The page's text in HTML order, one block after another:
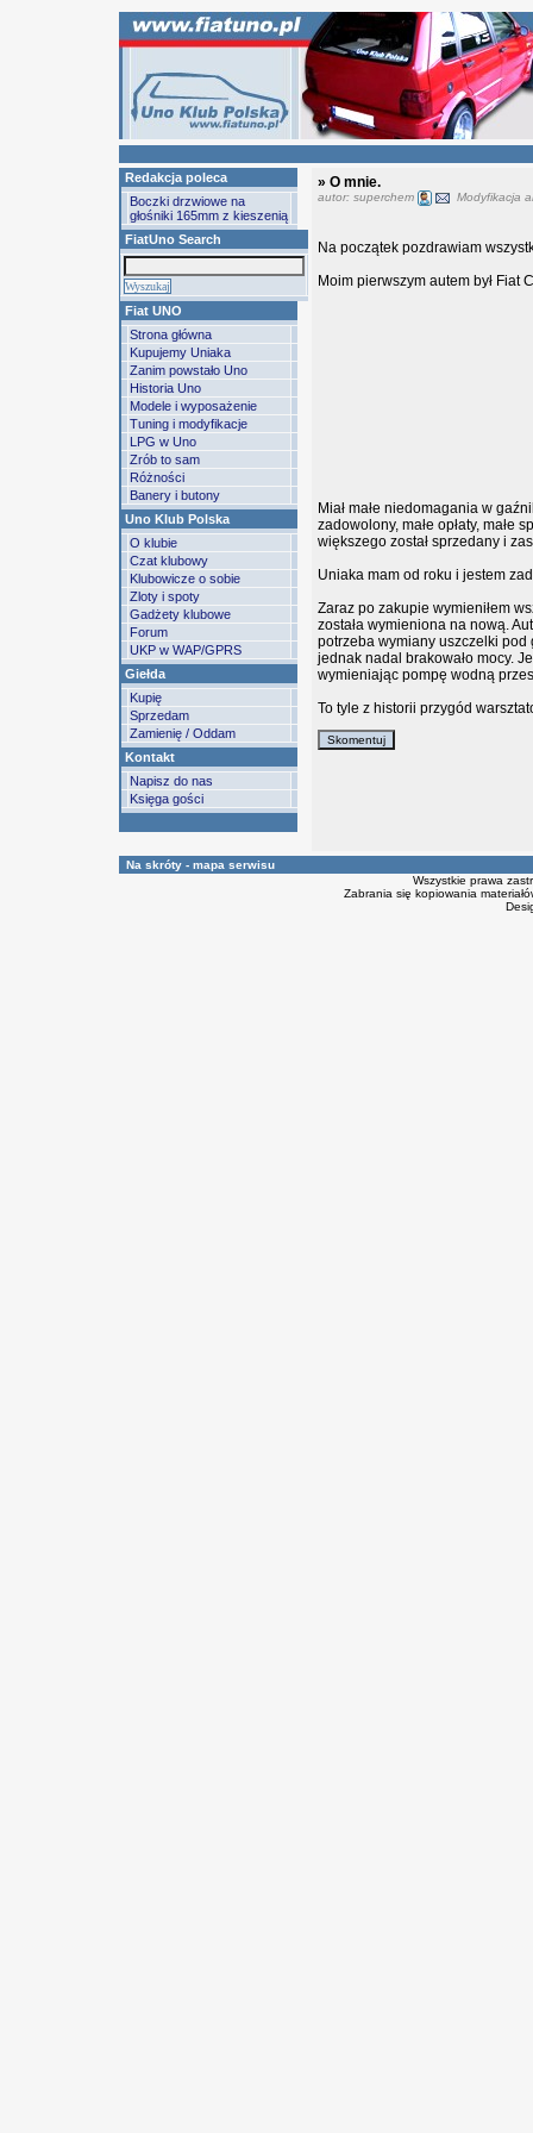
Redakcja poleca
Boczki drzwiowe na
głośniki 165mm z kieszenią
FiatUno Search
Fiat UNO
Strona główna
Kupujemy Uniaka
Zanim powstało Uno
Historia Uno
Modele i wyposażenie
Tuning i modyfikacje
LPG w Uno
Zrób to sam
Różności
Banery i butony
Uno Klub Polska
O klubie
Czat klubowy
Klubowicze o sobie
Zloty i spoty
Gadżety klubowe
Forum
UKP w WAP/GPRS
Giełda
Kupię
Sprzedam
Zamienię / Oddam
Kontakt
Napisz do nas
Księga gości
» O mnie.
autor: superchem Modyfikacja
Na początek pozdrawiam
Moim pierwszym autem był Fiat
Miał małe niedomagania w
zadowolony, małe opłaty, małe
większego został sprzedany i
Uniaka mam od roku i jestem
Zaraz po zakupie wymieniłem
została wymieniona na nową.
potrzeba wymiany uszczelki pod
jednak nadal brakowało mocy.
wymieniając pompę wodną
To tyle z historii przygód
Na skróty - mapa serwisu
Wszystkie prawa
Zabrania się kopiowania